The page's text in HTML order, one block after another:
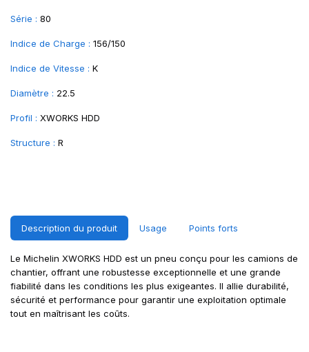
Série : 80
Indice de Charge : 156/150
Indice de Vitesse : K
Diamètre : 22.5
Profil : XWORKS HDD
Structure : R
Description du produit Usage Points forts
Le Michelin XWORKS HDD est un pneu conçu pour les camions de
chantier, offrant une robustesse exceptionnelle et une grande
fiabilité dans les conditions les plus exigeantes. Il allie durabilité,
sécurité et performance pour garantir une exploitation optimale
tout en maîtrisant les coûts.